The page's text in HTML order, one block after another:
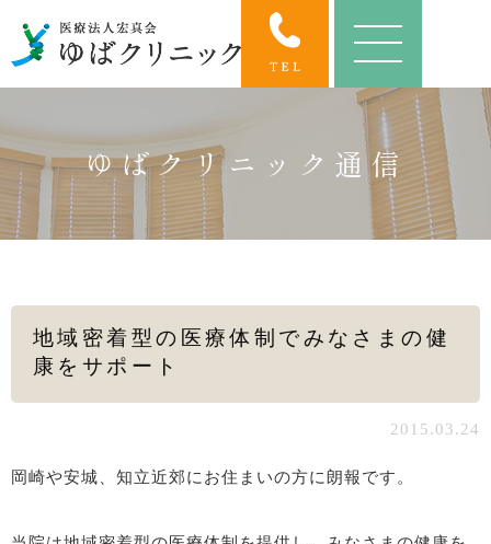
ゆばクリニック通信
地域密着型の医療体制でみなさまの健
康をサポート
2015.03.24
岡崎や安城、知立近郊にお住まいの方に朗報です。